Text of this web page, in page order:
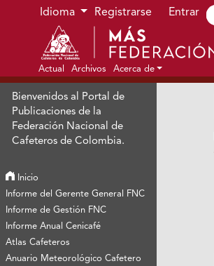
Ir al menú de navegación principal
Ir al contenido principal
Ir al pie de página del sitio
Idioma Registrarse Entrar
Actual Archivos Acerca de
Bienvenidos al Portal de
Publicaciones de la
Federación Nacional de
Cafeteros de Colombia.
Inicio
Informe del Gerente General FNC
Informe de Gestión FNC
Informe Anual Cenicafé
Atlas Cafeteros
Anuario Meteorológico Cafetero